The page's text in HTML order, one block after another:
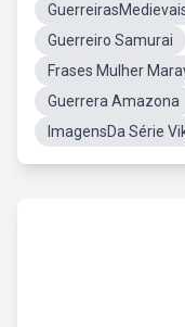
Guerreiro Samurai
Frases Mulher
Guerrera Amazona
ImagensDa Série